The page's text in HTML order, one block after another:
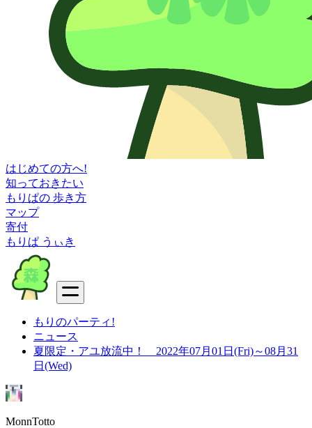
はじめての方へ!
知っておきたい
もりぱの 歩き方
マップ
寄付
もりぱ うぃき
もりのパーティ!
ニュース
夏限定・アユ放流中！ 2022年07月01日(Fri)～08月31
日(Wed)
MonnTotto